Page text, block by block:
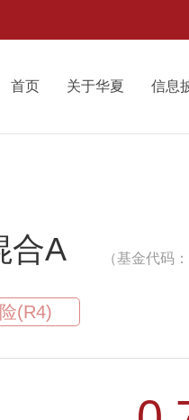
首页 关于华夏 信息
合A （基金代码
(R4)